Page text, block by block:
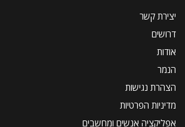
יצירת קשר
דרושים
אודות
הנמר
הצהרת נגישות
מדיניות הפרטיות
אפליקציה אנשים ומחשבים